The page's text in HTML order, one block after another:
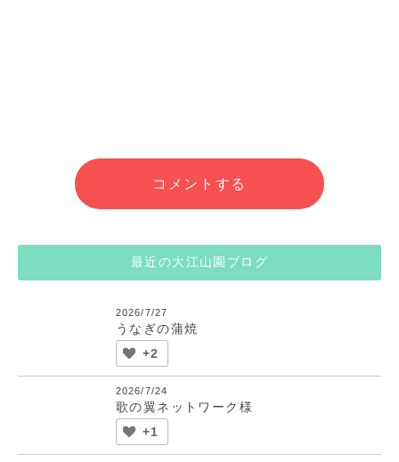
コメントする
最近の大江山園ブログ
2026/7/27
うなぎの蒲焼
+2
2026/7/24
歌の翼ネットワーク様
+1